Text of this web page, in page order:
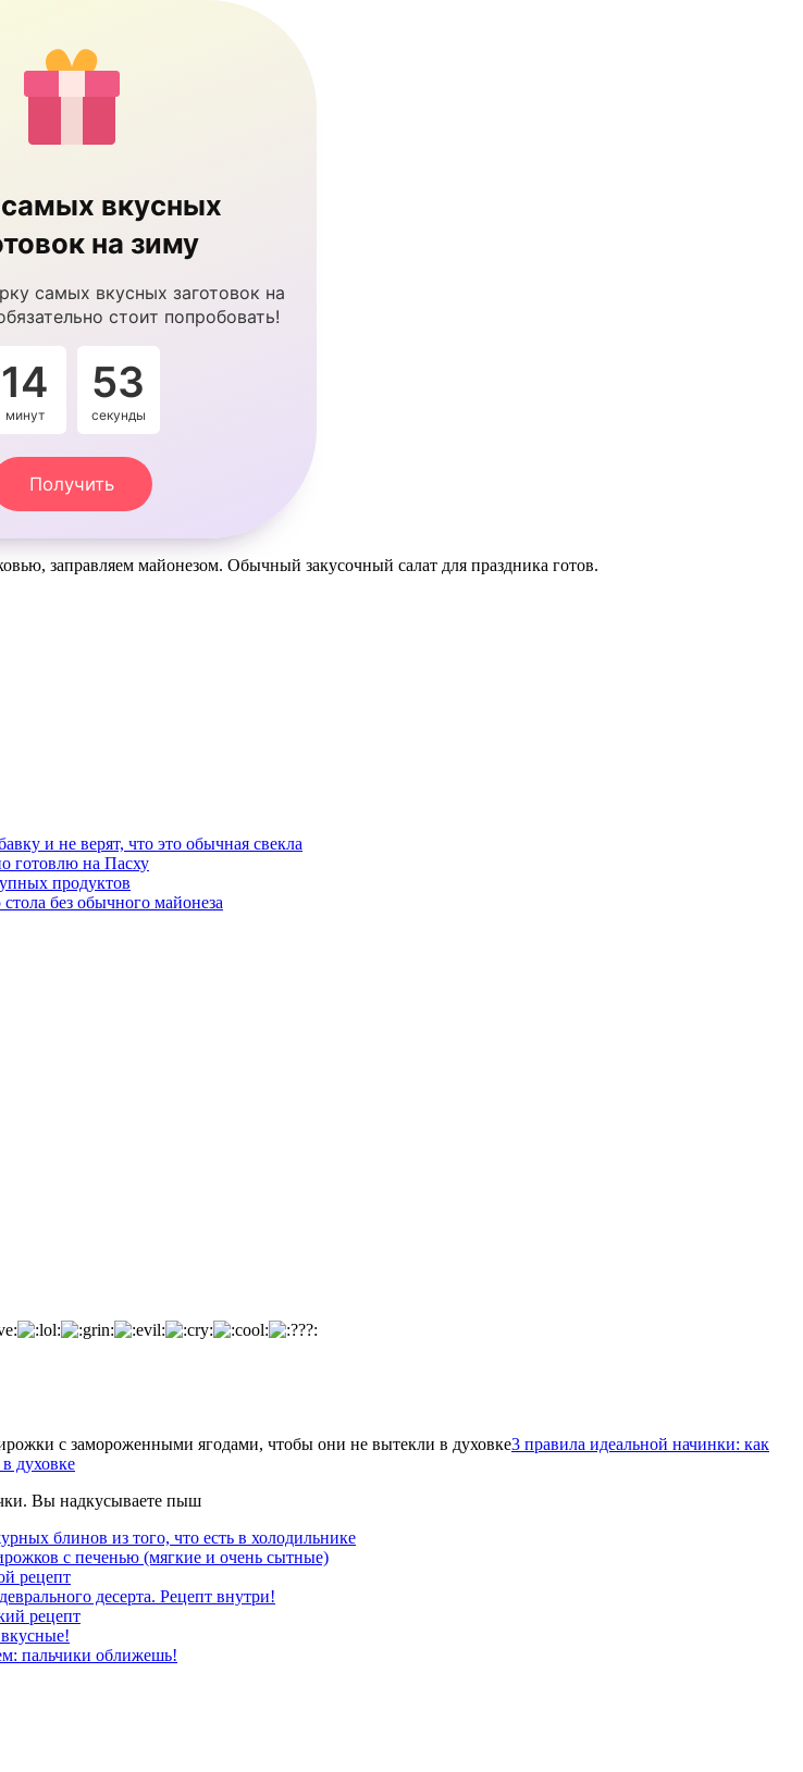
вкусных
на зиму
самых вкусных заготовок на
стоит попробовать!
14
минут
53
секунды
Получить
заправляем майонезом. Обычный закусочный салат для праздника готов.
и не верят, что это обычная свекла
готовлю на Пасху
продуктов
без обычного майонеза
3 правила идеальной начинки: как
духовке
Вы надкусываете пыш
блинов из того, что есть в холодильнике
с печенью (мягкие и очень сытные)
рецепт
десерта. Рецепт внутри!
рецепт
пальчики оближешь!